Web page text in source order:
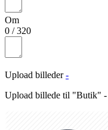
Om
0 /320
Upload billeder -
Upload billede til "Butik" -